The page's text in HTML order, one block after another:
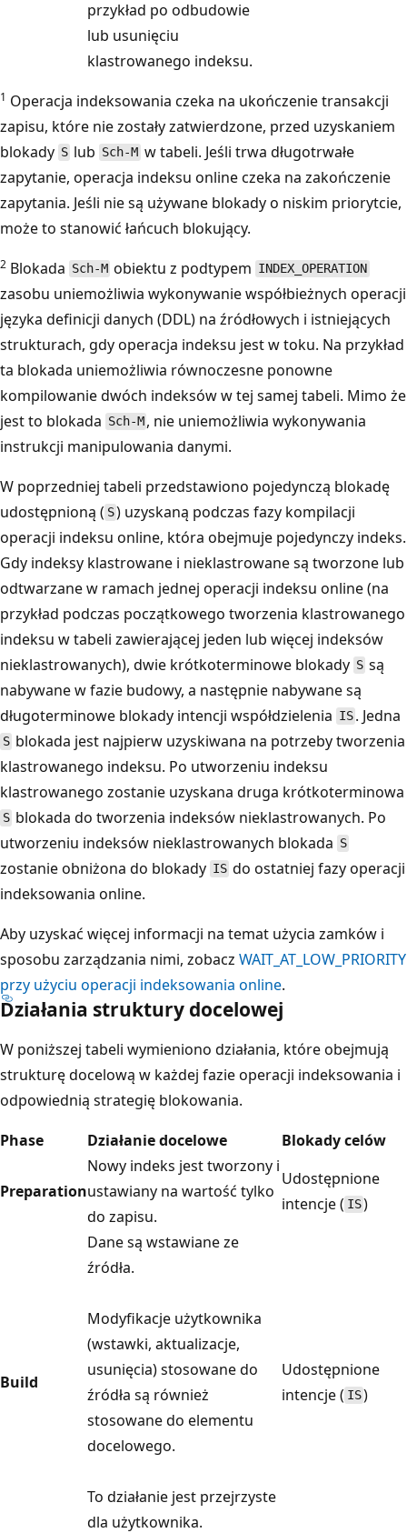
przykład po odbudowie
lub usunięciu
klastrowanego indeksu.
1 Operacja indeksowania czeka na ukończenie transakcji
zapisu, które nie zostały zatwierdzone, przed uzyskaniem
blokady S lub Sch-M w tabeli. Jeśli trwa długotrwałe
zapytanie, operacja indeksu online czeka na zakończenie
zapytania. Jeśli nie są używane blokady o niskim priorytcie,
może to stanowić łańcuch blokujący.
2 Blokada Sch-M obiektu z podtypem INDEX_OPERATION
zasobu uniemożliwia wykonywanie współbieżnych operacji
języka definicji danych (DDL) na źródłowych i istniejących
strukturach, gdy operacja indeksu jest w toku. Na przykład
ta blokada uniemożliwia równoczesne ponowne
kompilowanie dwóch indeksów w tej samej tabeli. Mimo że
jest to blokada Sch-M , nie uniemożliwia wykonywania
instrukcji manipulowania danymi.
W poprzedniej tabeli przedstawiono pojedynczą blokadę
udostępnioną ( S) uzyskaną podczas fazy kompilacji
operacji indeksu online, która obejmuje pojedynczy indeks.
Gdy indeksy klastrowane i nieklastrowane są tworzone lub
odtwarzane w ramach jednej operacji indeksu online (na
przykład podczas początkowego tworzenia klastrowanego
indeksu w tabeli zawierającej jeden lub więcej indeksów
nieklastrowanych), dwie krótkoterminowe blokady S są
nabywane w fazie budowy, a następnie nabywane są
długoterminowe blokady intencji współdzielenia IS . Jedna
S blokada jest najpierw uzyskiwana na potrzeby tworzenia
klastrowanego indeksu. Po utworzeniu indeksu
klastrowanego zostanie uzyskana druga krótkoterminowa
S blokada do tworzenia indeksów nieklastrowanych. Po
utworzeniu indeksów nieklastrowanych blokada S
zostanie obniżona do blokady IS do ostatniej fazy operacji
indeksowania online.
Aby uzyskać więcej informacji na temat użycia zamków i
sposobu zarządzania nimi, zobacz WAIT_AT_LOW_PRIORITY
przy użyciu operacji indeksowania online.
Działania struktury docelowej
W poniższej tabeli wymieniono działania, które obejmują
strukturę docelową w każdej fazie operacji indeksowania i
odpowiednią strategię blokowania.
Phase
Działanie docelowe Blokady celów
Preparation
Nowy indeks jest tworzony i
ustawiany na wartość tylko
do zapisu.
Udostępnione
intencje ( IS)
Build
Dane są wstawiane ze
źródła.
Modyfikacje użytkownika
(wstawki, aktualizacje,
usunięcia) stosowane do
źródła są również
stosowane do elementu
docelowego.
To działanie jest przejrzyste
dla użytkownika.
Udostępnione
intencje ( IS)